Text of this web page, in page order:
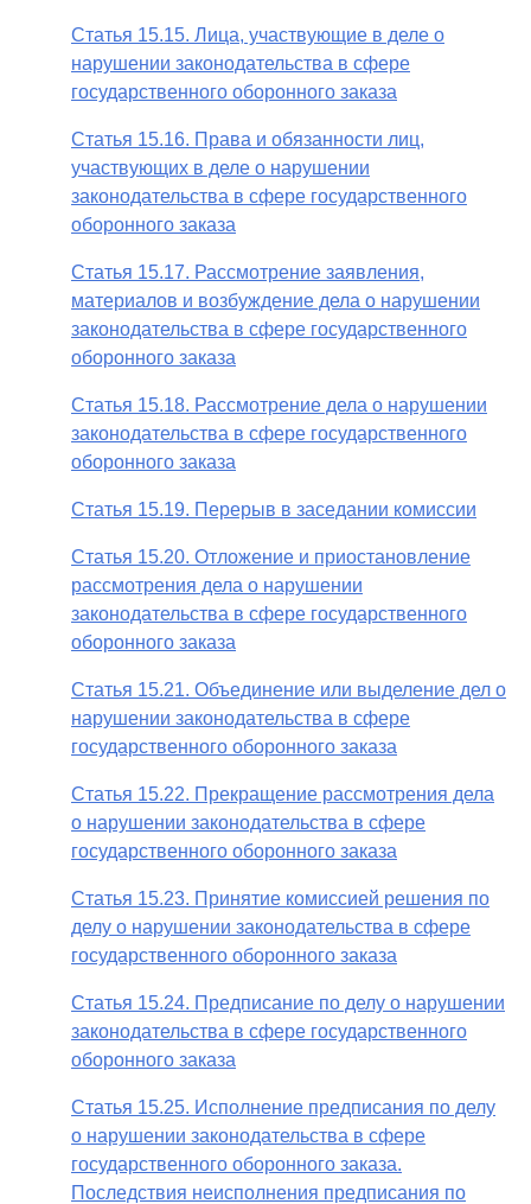
Статья 15.15. Лица, участвующие в деле о
нарушении законодательства в сфере
государственного оборонного заказа
Статья 15.16. Права и обязанности лиц,
участвующих в деле о нарушении
законодательства в сфере государственного
оборонного заказа
Статья 15.17. Рассмотрение заявления,
материалов и возбуждение дела о нарушении
законодательства в сфере государственного
оборонного заказа
Статья 15.18. Рассмотрение дела о нарушении
законодательства в сфере государственного
оборонного заказа
Статья 15.19. Перерыв в заседании комиссии
Статья 15.20. Отложение и приостановление
рассмотрения дела о нарушении
законодательства в сфере государственного
оборонного заказа
Статья 15.21. Объединение или выделение дел о
нарушении законодательства в сфере
государственного оборонного заказа
Статья 15.22. Прекращение рассмотрения дела
о нарушении законодательства в сфере
государственного оборонного заказа
Статья 15.23. Принятие комиссией решения по
делу о нарушении законодательства в сфере
государственного оборонного заказа
Статья 15.24. Предписание по делу о нарушении
законодательства в сфере государственного
оборонного заказа
Статья 15.25. Исполнение предписания по делу
о нарушении законодательства в сфере
государственного оборонного заказа.
Последствия неисполнения предписания по